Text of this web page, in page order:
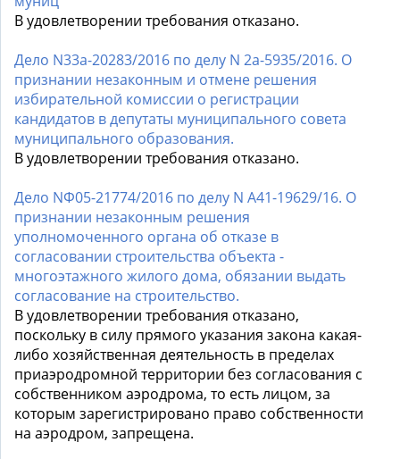
В удовлетворении требования отказано.
Дело N33а-20283/2016 по делу N 2а-5935/2016. О
признании незаконным и отмене решения
избирательной комиссии о регистрации
кандидатов в депутаты муниципального совета
муниципального образования.
В удовлетворении требования отказано.
Дело NФ05-21774/2016 по делу N А41-19629/16. О
признании незаконным решения
уполномоченного органа об отказе в
согласовании строительства объекта -
многоэтажного жилого дома, обязании выдать
согласование на строительство.
В удовлетворении требования отказано,
поскольку в силу прямого указания закона какая-
либо хозяйственная деятельность в пределах
приаэродромной территории без согласования с
собственником аэродрома, то есть лицом, за
которым зарегистрировано право собственности
на аэродром, запрещена.